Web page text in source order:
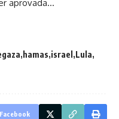
aprovada…
hamas israel Lula
Facebook